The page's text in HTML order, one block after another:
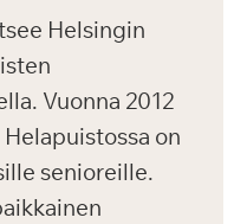
Helsingin
Vuonna 2012
on
senioreille.